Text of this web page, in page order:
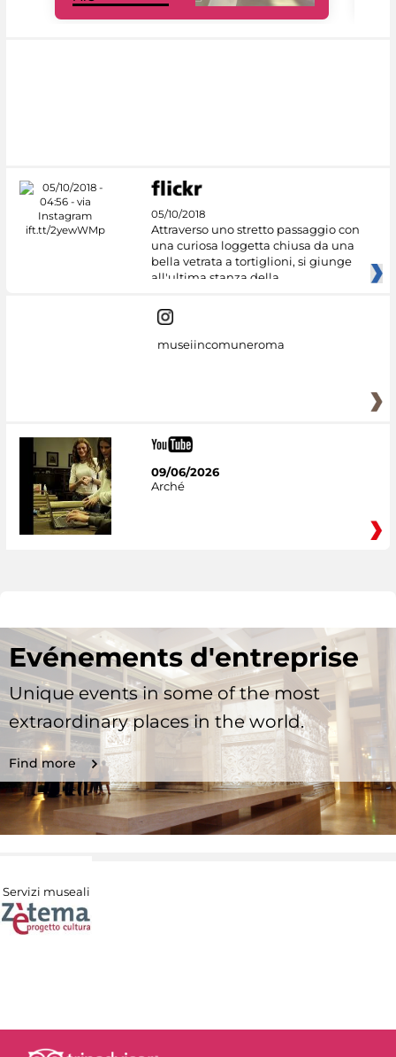
05/10/2018
Attraverso uno stretto passaggio con
una curiosa loggetta chiusa da una
bella vetrata a tortiglioni, si giunge
all'ultima stanza della
museiincomuneroma
09/06/2026
Arché
Evénements d'entreprise
Unique events in some of the most
extraordinary places in the world.
Find more
Servizi museali